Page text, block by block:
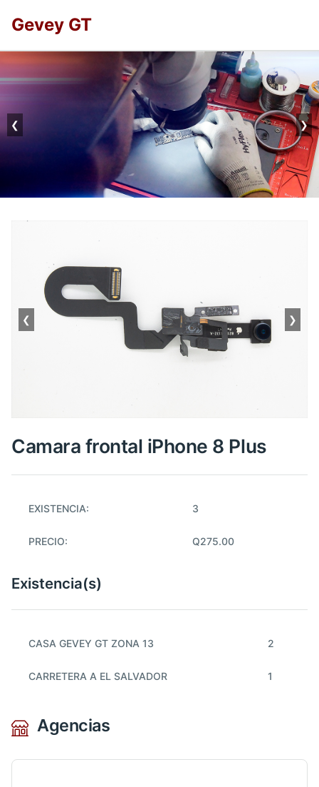
Gevey GT
❮ ❯
❮ ❯
Camara frontal iPhone 8 Plus
EXISTENCIA: 3
PRECIO: Q275.00
Existencia(s)
CASA GEVEY GT ZONA 13 2
CARRETERA A EL SALVADOR 1
Agencias